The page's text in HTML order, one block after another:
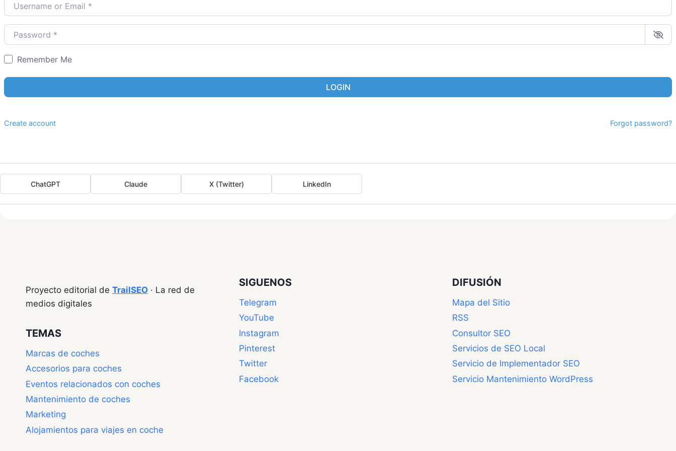
Password
Remember Me
LOGIN
Create account Forgot password?
ChatGPT Claude X (Twitter) LinkedIn
Proyecto editorial de TrailSEO · La red de
medios digitales
TEMAS
Marcas de coches
Accesorios para coches
Eventos relacionados con coches
Mantenimiento de coches
Marketing
Alojamientos para viajes en coche
SIGUENOS
Telegram
YouTube
Instagram
Pinterest
Twitter
Facebook
DIFUSIÓN
Mapa del Sitio
RSS
Consultor SEO
Servicios de SEO Local
Servicio de Implementador SEO
Servicio Mantenimiento WordPress